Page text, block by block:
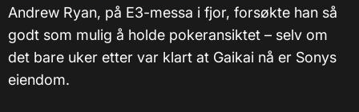
Andrew Ryan, på E3-messa i fjor, forsøkte han så
godt som mulig å holde pokeransiktet – selv om
det bare uker etter var klart at Gaikai nå er Sonys
eiendom.